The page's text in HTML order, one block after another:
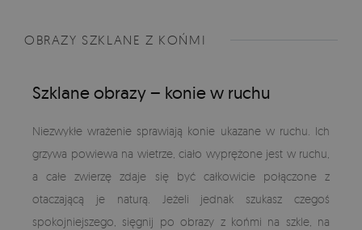
OBRAZY SZKLANE Z KOŃMI
Szklane obrazy – konie w ruchu
Niezwykłe wrażenie sprawiają konie ukazane w ruchu. Ich
grzywa powiewa na wietrze, ciało wyprężone jest w ruchu,
a całe zwierzę zdaje się być całkowicie połączone z
otaczającą je naturą. Jeżeli jednak szukasz czegoś
spokojniejszego, sięgnij po obrazy z końmi na szkle, na